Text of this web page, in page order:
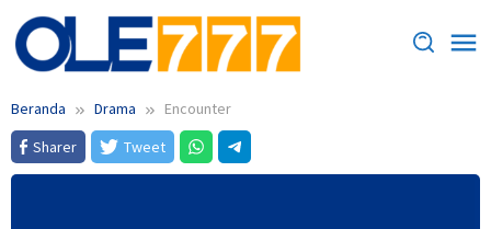
Loncat
ke
konten
Beranda Drama
Encounter
Sharer
Tweet